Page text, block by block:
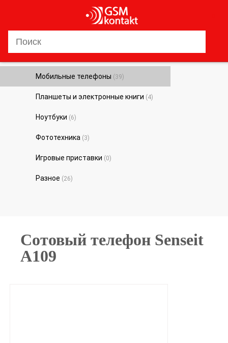
Мобильные телефоны (39)
Планшеты и электронные книги (4)
Ноутбуки (6)
Фототехника (3)
Игровые приставки (0)
Разное (26)
Сотовый телефон Senseit
A109